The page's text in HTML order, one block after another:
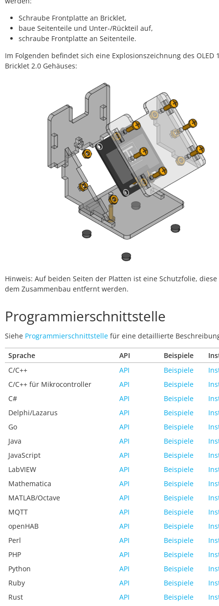
Schraube Frontplatte an Bricklet,
baue Seitenteile und Unter-/Rückteil auf,
schraube Frontplatte an Seitenteile.
Im Folgenden befindet sich eine Explosionszeichnung des OLED
Bricklet 2.0 Gehäuses:
Hinweis: Auf beiden Seiten der Platten ist eine Schutzfolie, diese
dem Zusammenbau entfernt werden.
Programmierschnittstelle
Siehe Programmierschnittstelle für eine detaillierte
Sprache API Beispiele
C/C++
API Beispiele
C/C++ für Mikrocontroller
API Beispiele
C#
API Beispiele
Delphi/Lazarus
API Beispiele
Go
API Beispiele
Java
API Beispiele
JavaScript
API Beispiele
LabVIEW
API Beispiele
Mathematica
API Beispiele
MATLAB/Octave
API Beispiele
MQTT
API Beispiele
openHAB
API Beispiele
Perl
API Beispiele
PHP
API Beispiele
Python
API Beispiele
Ruby
API Beispiele
Rust
API Beispiele